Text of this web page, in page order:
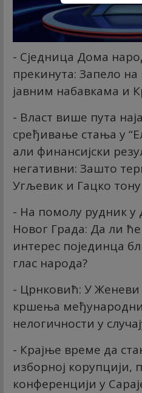
- Сједница Дома
прекинута: Запело
јавним набавкама и
- Власт више пута
сређивање стања у
али финансијски
негативни: Зашто
Угљевик и Гацко тону
- На помолу рудник у
Новог Града: Да ли
интерес појединца
глас народа?
- Црнковић: У
кршења
нелогичности у
- Крајње време да
изборној корупцији,
конференцији у